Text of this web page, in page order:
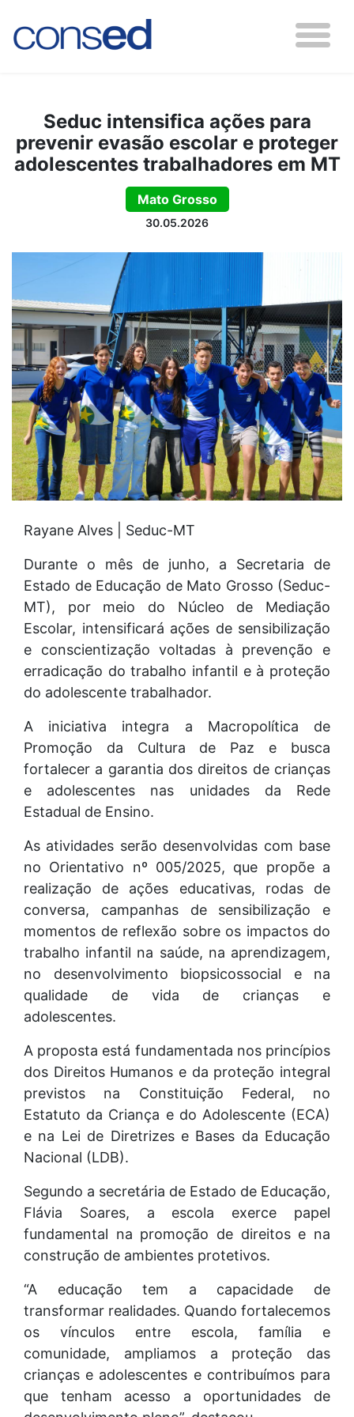
Seduc intensifica ações para
prevenir evasão escolar e proteger
adolescentes trabalhadores em MT
Mato Grosso
30.05.2026
Rayane Alves | Seduc-MT
Durante o mês de junho, a Secretaria de
Estado de Educação de Mato Grosso (Seduc-
MT), por meio do Núcleo de Mediação
Escolar, intensificará ações de sensibilização
e conscientização voltadas à prevenção e
erradicação do trabalho infantil e à proteção
do adolescente trabalhador.
A iniciativa integra a Macropolítica de
Promoção da Cultura de Paz e busca
fortalecer a garantia dos direitos de crianças
e adolescentes nas unidades da Rede
Estadual de Ensino.
As atividades serão desenvolvidas com base
no Orientativo nº 005/2025, que propõe a
realização de ações educativas, rodas de
conversa, campanhas de sensibilização e
momentos de reflexão sobre os impactos do
trabalho infantil na saúde, na aprendizagem,
no desenvolvimento biopsicossocial e na
qualidade de vida de crianças e
adolescentes.
A proposta está fundamentada nos princípios
dos Direitos Humanos e da proteção integral
previstos na Constituição Federal, no
Estatuto da Criança e do Adolescente (ECA)
e na Lei de Diretrizes e Bases da Educação
Nacional (LDB).
Segundo a secretária de Estado de Educação,
Flávia Soares, a escola exerce papel
fundamental na promoção de direitos e na
construção de ambientes protetivos.
“A educação tem a capacidade de
transformar realidades. Quando fortalecemos
os vínculos entre escola, família e
comunidade, ampliamos a proteção das
crianças e adolescentes e contribuímos para
que tenham acesso a oportunidades de